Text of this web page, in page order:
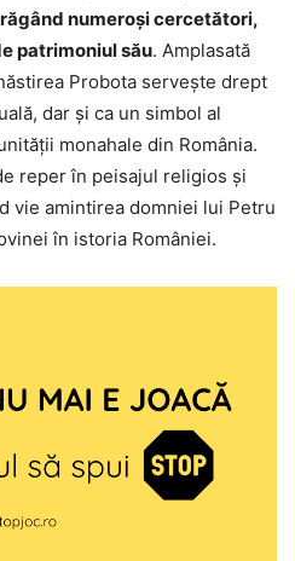
numeroși cercetători,
patrimoniul său. Amplasată
Probota servește drept
dar și ca un simbol al
monahale din România.
reper în peisajul religios și
vie amintirea domniei lui Petru
în istoria României.